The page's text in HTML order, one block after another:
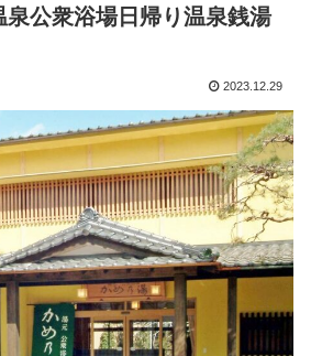
泉公衆浴場日帰り温泉銭湯
2023.12.29